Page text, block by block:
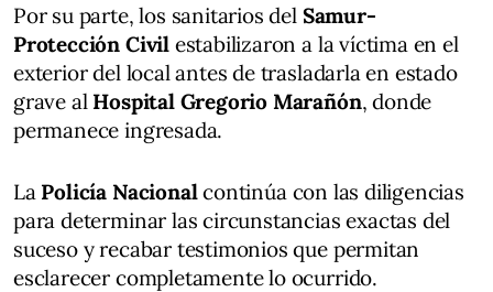
Por su parte, los sanitarios del Samur-
Protección Civilestabilizaron a la víctima en el
exterior del local antes de trasladarla en estado
grave al Hospital Gregorio Marañón, donde
permanece ingresada.
La Policía Nacionalcontinúa con las diligencias
para determinar las circunstancias exactas del
suceso y recabar testimonios que permitan
esclarecer completamente lo ocurrido.